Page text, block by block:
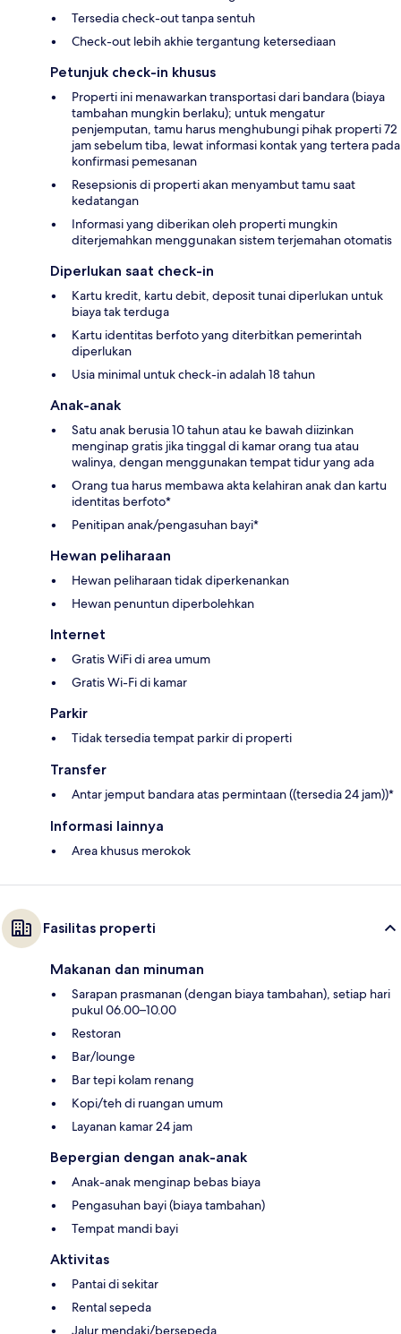
Tersedia check-out tanpa sentuh
Check-out lebih akhie tergantung ketersediaan
Petunjuk check-in khusus
Properti ini menawarkan transportasi dari bandara (biaya
tambahan mungkin berlaku); untuk mengatur
penjemputan, tamu harus menghubungi pihak properti 72
jam sebelum tiba, lewat informasi kontak yang tertera pada
konfirmasi pemesanan
Resepsionis di properti akan menyambut tamu saat
kedatangan
Informasi yang diberikan oleh properti mungkin
diterjemahkan menggunakan sistem terjemahan otomatis
Diperlukan saat check-in
Kartu kredit, kartu debit, deposit tunai diperlukan untuk
biaya tak terduga
Kartu identitas berfoto yang diterbitkan pemerintah
diperlukan
Usia minimal untuk check-in adalah 18 tahun
Anak-anak
Satu anak berusia 10 tahun atau ke bawah diizinkan
menginap gratis jika tinggal di kamar orang tua atau
walinya, dengan menggunakan tempat tidur yang ada
Orang tua harus membawa akta kelahiran anak dan kartu
identitas berfoto*
Penitipan anak/pengasuhan bayi*
Hewan peliharaan
Hewan peliharaan tidak diperkenankan
Hewan penuntun diperbolehkan
Internet
Gratis WiFi di area umum
Gratis Wi-Fi di kamar
Parkir
Tidak tersedia tempat parkir di properti
Transfer
Antar jemput bandara atas permintaan ((tersedia 24 jam))*
Informasi lainnya
Area khusus merokok
Fasilitas properti
Makanan dan minuman
Sarapan prasmanan (dengan biaya tambahan), setiap hari
pukul 06.00–10.00
Restoran
Bar/lounge
Bar tepi kolam renang
Kopi/teh di ruangan umum
Layanan kamar 24 jam
Bepergian dengan anak-anak
Anak-anak menginap bebas biaya
Pengasuhan bayi (biaya tambahan)
Tempat mandi bayi
Aktivitas
Pantai di sekitar
Rental sepeda
Jalur mendaki/bersepeda